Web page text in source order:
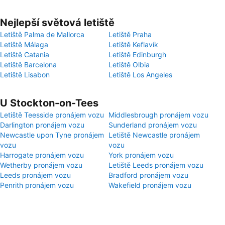
Nejlepší světová letiště
Letiště Palma de Mallorca
Letiště Praha
Letiště Málaga
Letiště Keflavík
Letiště Catania
Letiště Edinburgh
Letiště Barcelona
Letiště Olbia
Letiště Lisabon
Letiště Los Angeles
U Stockton-on-Tees
Letiště Teesside pronájem vozu
Middlesbrough pronájem vozu
Darlington pronájem vozu
Sunderland pronájem vozu
Newcastle upon Tyne pronájem
vozu
Letiště Newcastle pronájem
vozu
Harrogate pronájem vozu
York pronájem vozu
Wetherby pronájem vozu
Letiště Leeds pronájem vozu
Leeds pronájem vozu
Bradford pronájem vozu
Penrith pronájem vozu
Wakefield pronájem vozu